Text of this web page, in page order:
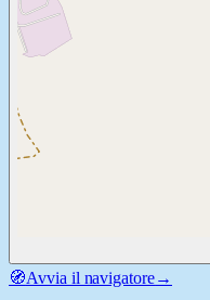
🧭Avvia il navigatore→